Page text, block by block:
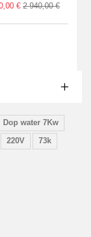
€ 2 940,00 €
Dop water 7Kw
220V
73k